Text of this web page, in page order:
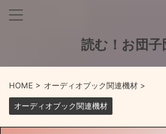
読む！お団子
HOME > オーディオブック関連機材 >
オーディオブック関連機材